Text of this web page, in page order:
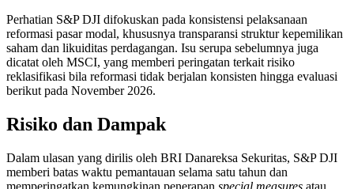
Perhatian S&P DJI difokuskan pada konsistensi pelaksanaan
reformasi pasar modal, khususnya transparansi struktur kepemilikan
saham dan likuiditas perdagangan. Isu serupa sebelumnya juga
dicatat oleh MSCI, yang memberi peringatan terkait risiko
reklasifikasi bila reformasi tidak berjalan konsisten hingga evaluasi
berikut pada November 2026.
Risiko dan Dampak
Dalam ulasan yang dirilis oleh BRI Danareksa Sekuritas, S&P DJI
memberi batas waktu pemantauan selama satu tahun dan
memperingatkan kemungkinan penerapan special measures atau